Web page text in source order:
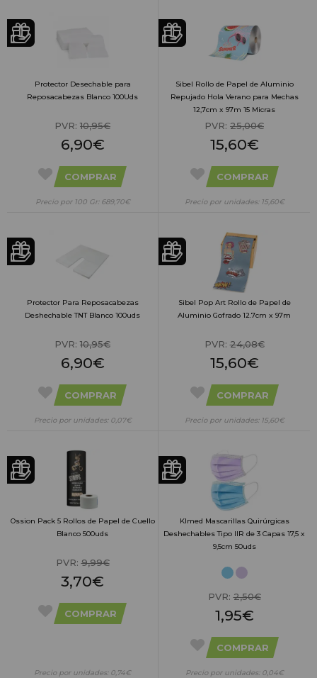
Protector Desechable para
Reposacabezas Blanco 100Uds
PVR: 10,95€
6,90€
COMPRAR
Precio por 100 Gr: 689,70€
Sibel Rollo de Papel de Aluminio
Repujado Hola Verano para Mechas
12,7cm x 97m 15 Micras
PVR: 25,00€
15,60€
COMPRAR
Precio por unidades: 15,60€
Protector Para Reposacabezas
Deshechable TNT Blanco 100uds
PVR: 10,95€
6,90€
COMPRAR
Precio por unidades: 0,07€
Sibel Pop Art Rollo de Papel de
Aluminio Gofrado 12.7cm x 97m
PVR:24,08€
15,60€
COMPRAR
Precio por unidades: 15,60€
Ossion Pack 5 Rollos de Papel de Cuello
Blanco 500uds
PVR:9,99€
3,70€
COMPRAR
Precio por unidades: 0,74€
Klmed Mascarillas Quirúrgicas
Deshechables Tipo IIR de 3 Capas 17,5 x
9,5cm 50uds
PVR:2,50€
1,95€
COMPRAR
Precio por unidades: 0,04€